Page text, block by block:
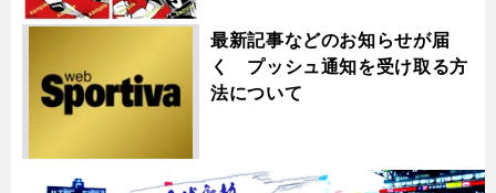
最新記事などのお知らせが届
く プッシュ通知を受け取る方
法について